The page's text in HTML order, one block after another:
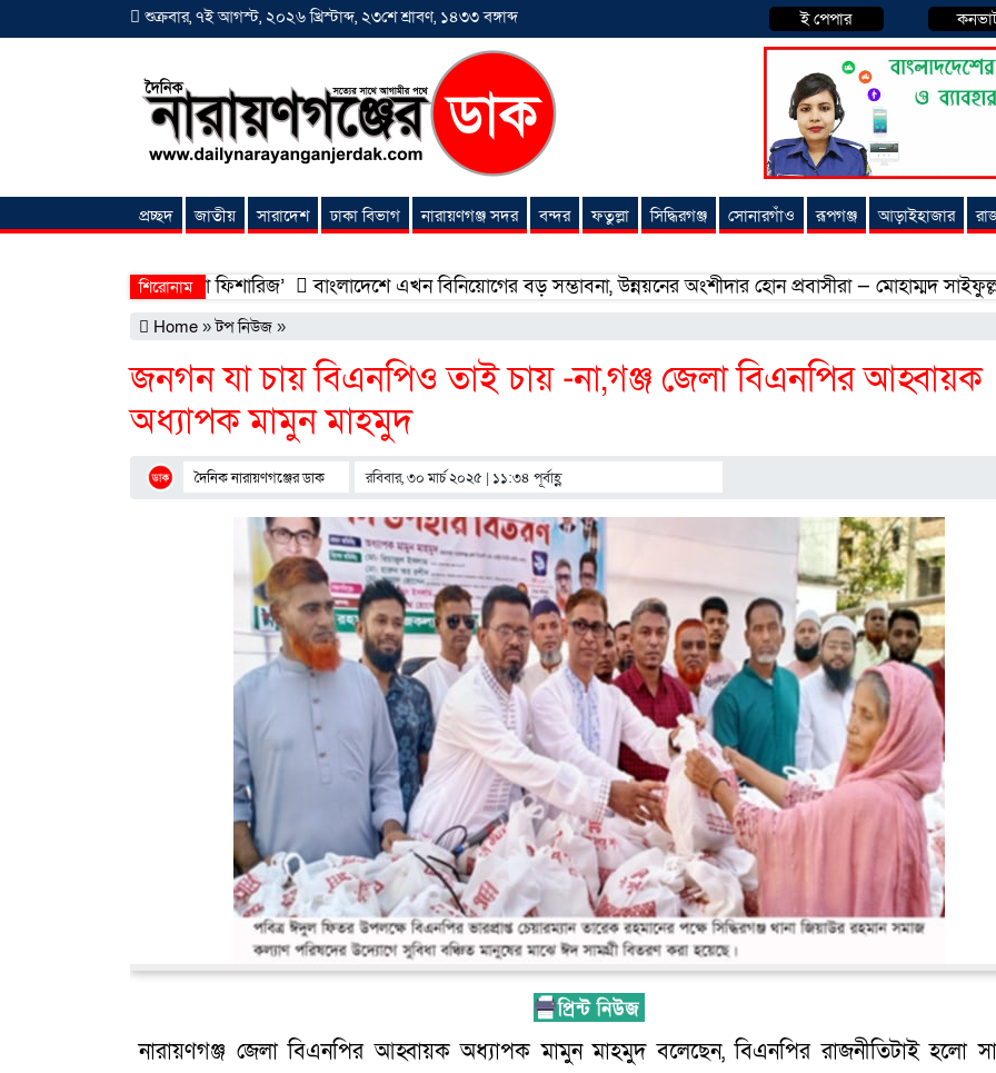
শুক্রবার, ৭ই আগস্ট, ২০২৬ খ্রিস্টাব্দ, ২৩শে শ্রাবণ, ১৪৩৩ বঙ্গাব্দ ই পেপার
প্রচ্ছদ জাতীয় সারাদেশ ঢাকা বিভাগ নারায়ণগঞ্জ সদর বন্দর ফতুল্লা সিদ্ধিরগঞ্জ সোনারগাঁও রূপগঞ্জ আড়াইহাজার
শিরোনাম
‘শিফা মোহাম্মদিয়া ফিশারিজ’ বাংলাদেশে এখন বিনিয়োগের বড় সম্ভাবনা, উন্নয়নের অংশীদার হোন প্রবাসীরা — মোহাম্মদ সাইফুল্লাহ্
Home »টপ নিউজ »
জনগন যা চায় বিএনপিও তাই চায় -না,গঞ্জ জেলা বিএনপির আহ্বায়ক
অধ্যাপক মামুন মাহমুদ
দৈনিক নারায়ণগঞ্জের ডাক রবিবার, ৩০ মার্চ ২০২৫ | ১১:৩৪ পূর্বাহ্ণ
নারায়ণগঞ্জ জেলা বিএনপির আহ্বায়ক অধ্যাপক মামুন মাহমুদ বলেছেন, বিএনপির রাজনীতিটাই হলো